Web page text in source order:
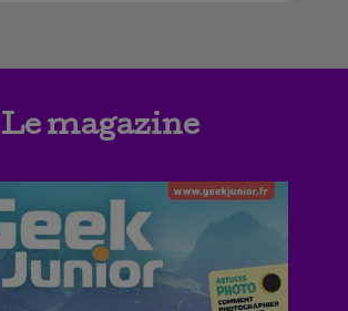
Le magazine